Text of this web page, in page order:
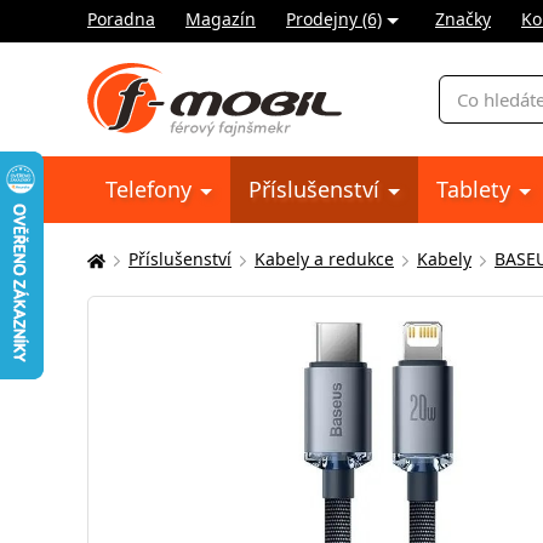
Poradna Magazín Prodejny (6) Značky
Vyhledávání
Telefony Příslušenství Tablety
Zde
se
Příslušenství Kabely a redukce Kabely